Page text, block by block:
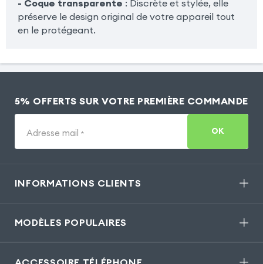
- Coque transparente : Discrète et stylée, elle
préserve le design original de votre appareil tout
en le protégeant.
5% OFFERTS SUR VOTRE PREMIÈRE COMMANDE
Adresse mail * OK
INFORMATIONS CLIENTS
MODÈLES POPULAIRES